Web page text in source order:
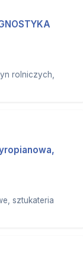
rolniczych,
sztukateria